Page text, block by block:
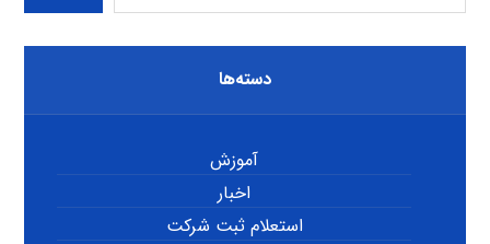
دسته‌ها
آموزش
اخبار
استعلام ثبت شرکت